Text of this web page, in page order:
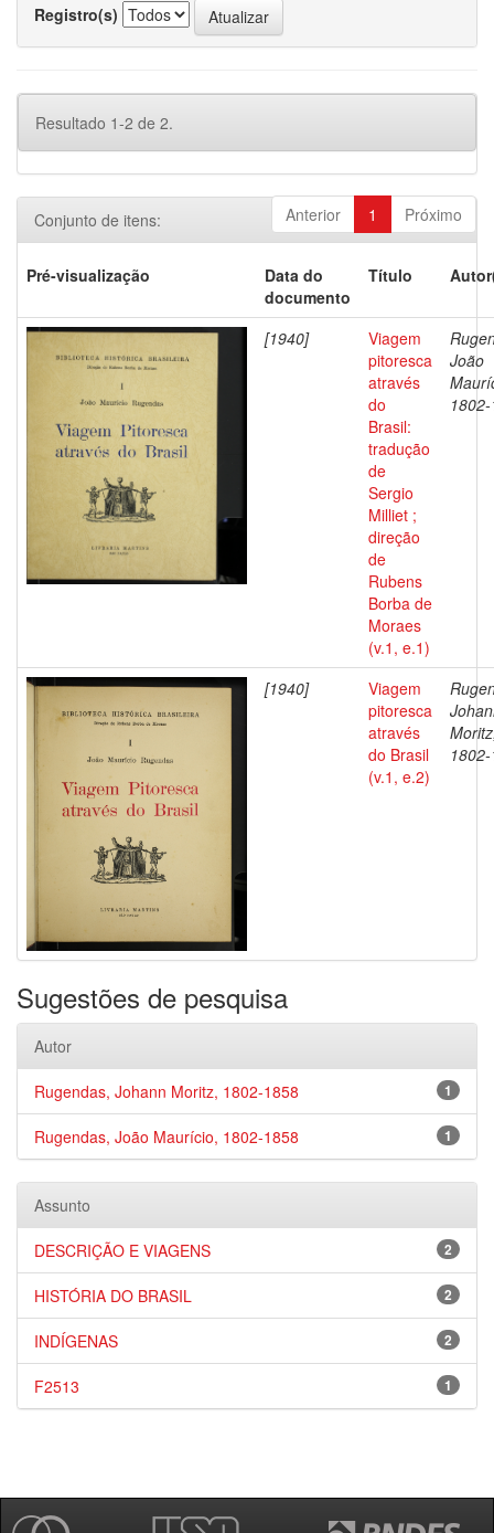
Registro(s)
Resultado 1-2 de 2.
Anterior 1 Próximo
Conjunto de itens:
Pré-visualização
Data do
documento
Título
[1940]
Viagem
pitoresca
através
do
Brasil:
tradução
de
Sergio
Milliet ;
direção
de
Rubens
Borba de
Moraes
(v.1, e.1)
João
[1940]
Viagem
pitoresca
através
do Brasil
(v.1, e.2)
Sugestões de pesquisa
Autor
1
Rugendas, Johann Moritz, 1802-1858
1
Rugendas, João Maurício, 1802-1858
Assunto
2
DESCRIÇÃO E VIAGENS
2
HISTÓRIA DO BRASIL
2
INDÍGENAS
1
F2513